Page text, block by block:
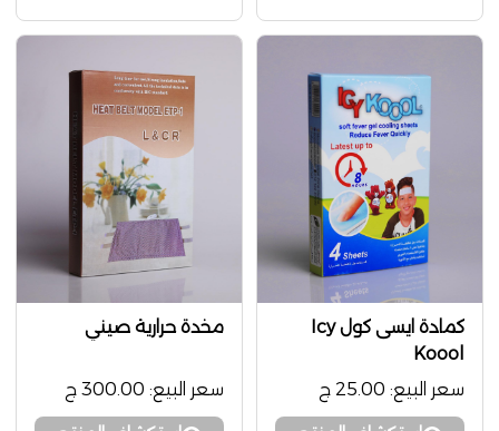
كمادة ايسى كول Icy
Koool
سعر البيع: 25.00 ج
مخدة حرارية صيني
سعر البيع: 300.00 ج